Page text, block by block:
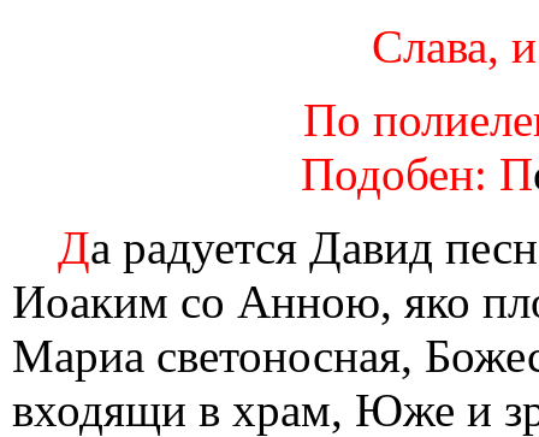
Слава,
По
Подобен: П
Да радуется Давид
Иоаким со Анною, яко
Мариа светоносная,
входящи в храм, Юже и